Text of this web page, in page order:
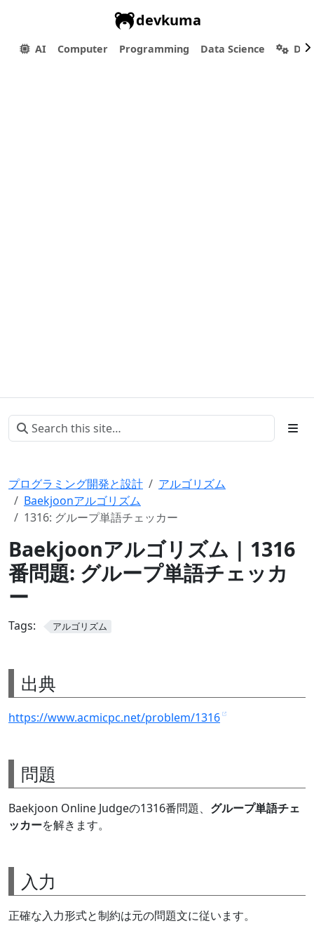
devkuma
AI Computer Programming Data Science
プログラミング開発と設計
アルゴリズム
Baekjoonアルゴリズム
1316: グループ単語チェッカー
Baekjoonアルゴリズム | 1316
番問題: グループ単語チェッカ
ー
Tags: アルゴリズム
出典
https://www.acmicpc.net/problem/1316
問題
Baekjoon Online Judgeの1316番問題、 グループ単語チェ
ッカーを解きます。
入力
正確な入力形式と制約は元の問題文に従います。